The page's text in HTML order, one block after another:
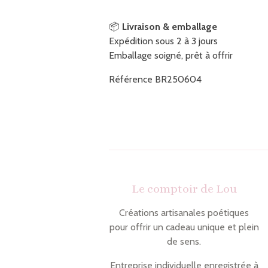
📦 Livraison & emballage
Expédition sous 2 à 3 jours
Emballage soigné, prêt à offrir
Référence BR250604
Le comptoir de Lou
Créations artisanales poétiques
pour offrir un cadeau unique et plein
de sens.
Entreprise individuelle enregistrée à